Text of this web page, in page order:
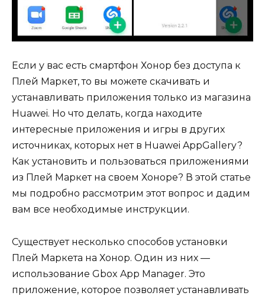
Если у вас есть смартфон Хонор без доступа к
Плей Маркет, то вы можете скачивать и
устанавливать приложения только из магазина
Huawei. Но что делать, когда находите
интересные приложения и игры в других
источниках, которых нет в Huawei AppGallery?
Как установить и пользоваться приложениями
из Плей Маркет на своем Хоноре? В этой статье
мы подробно рассмотрим этот вопрос и дадим
вам все необходимые инструкции.
Существует несколько способов установки
Плей Маркета на Хонор. Один из них —
использование Gbox App Manager. Это
приложение, которое позволяет устанавливать